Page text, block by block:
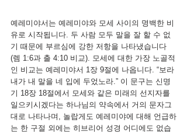
예레미야서는 예레미야와 모세 사이의 명백한 비
유로 시작됩니다. 두 사람 모두 말을 잘 할 수 없
기 때문에 부르심에 강한 저항을 나타냈습니다
(렘 1:6과 출 4:10 비교). 모세에 대한 가장 노골적
인 비교는 예레미야서 1장 9절에 나옵니다. “보라
내가 내 말을 네 입에 두었노라.” 이 문구는 신명
기 18장 18절에서 모세와 같은 미래의 선지자를
일으키시겠다는 하나님의 약속에서 거의 문자그
대로 나타나며, 놀랍게도 예레미야에 대해 언급하
는 한 구절 외에는 히브리어 성경 어디에도 없습